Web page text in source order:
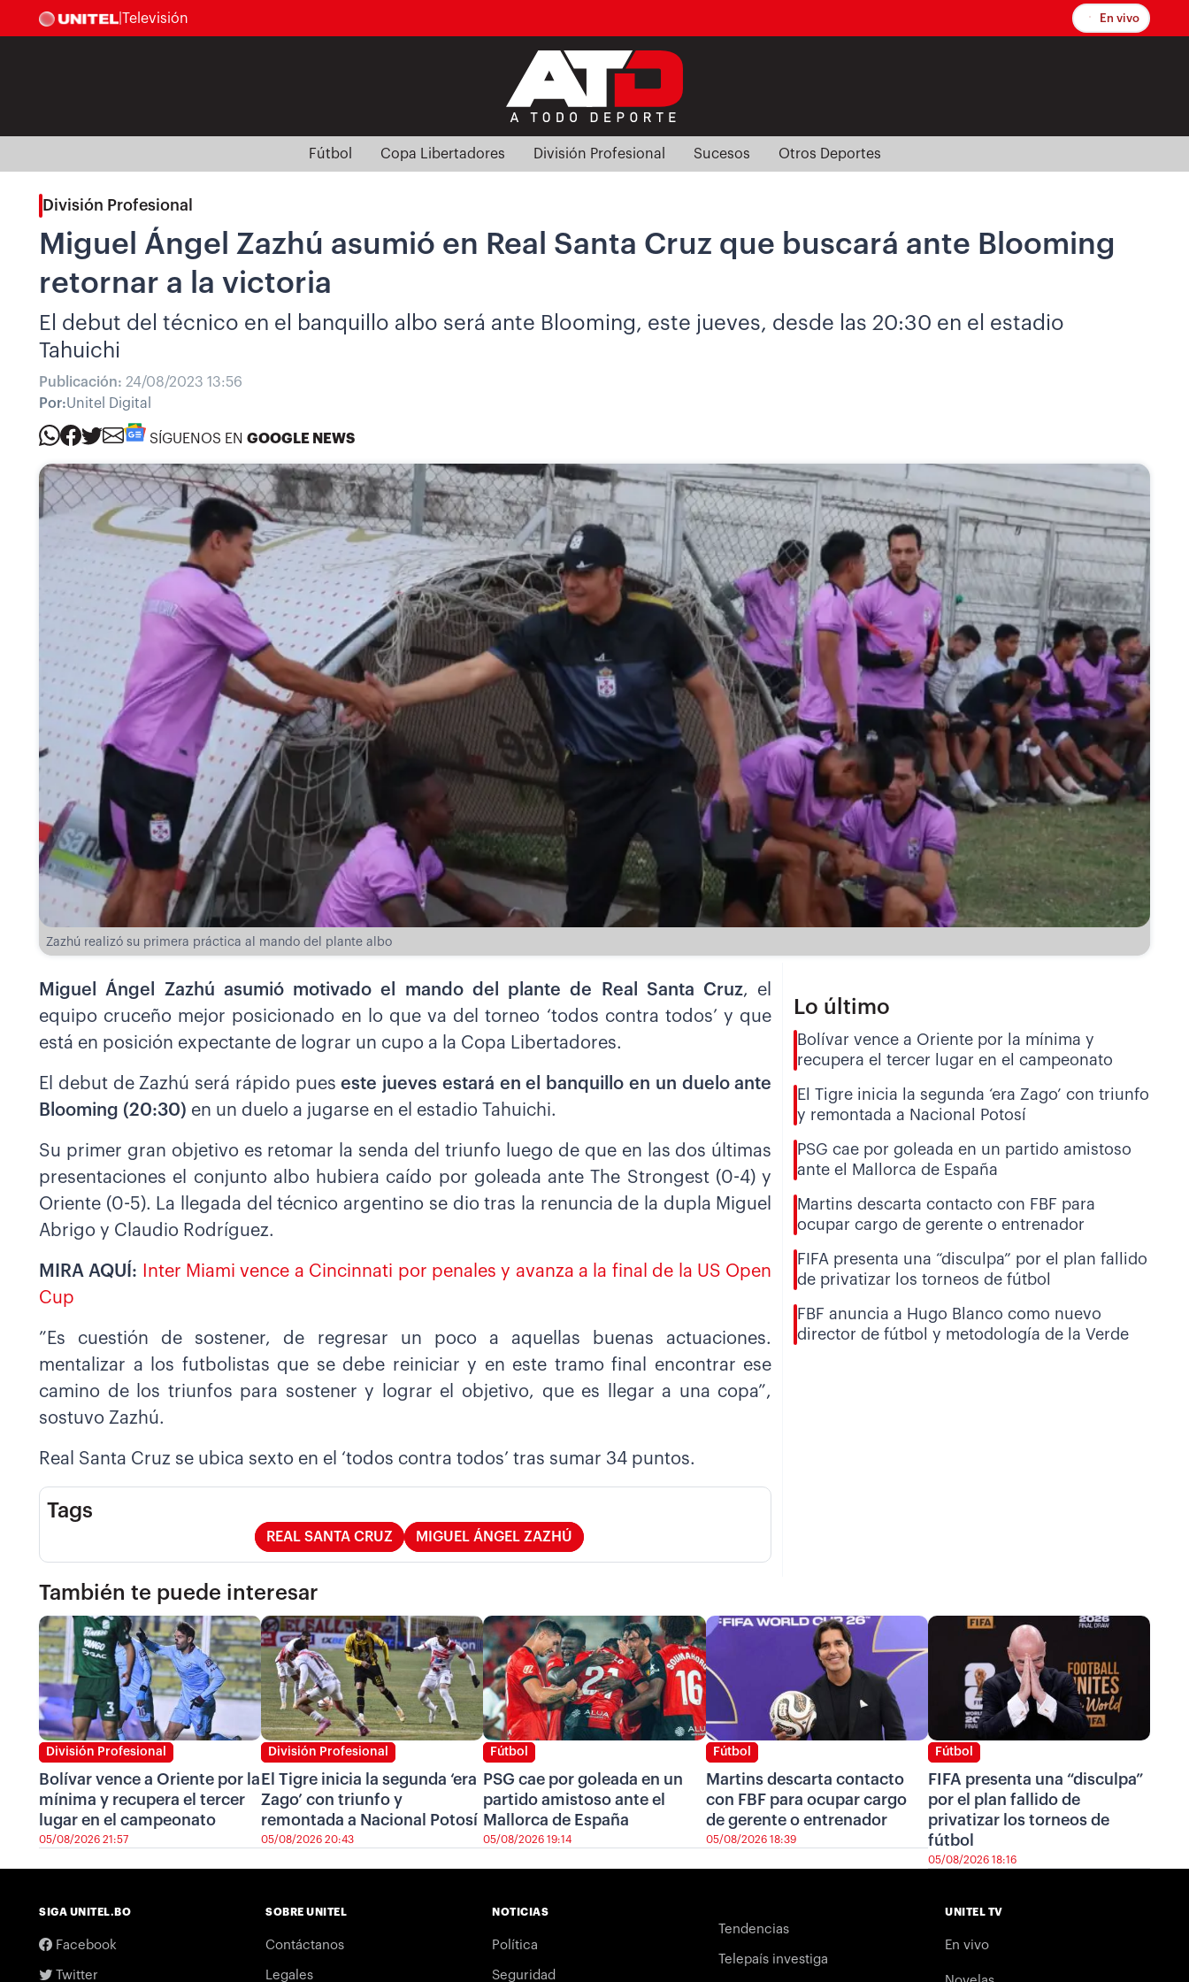
Televisión En vivo
Fútbol Copa Libertadores División Profesional Sucesos Otros Deportes
División Profesional
Miguel Ángel Zazhú asumió en Real Santa Cruz que buscará ante Blooming
retornar a la victoria
El debut del técnico en el banquillo albo será ante Blooming, este jueves, desde las 20:30 en el estadio
Tahuichi
Publicación: 24/08/2023 13:56
Por:Unitel Digital
SÍGUENOS EN GOOGLE NEWS
Zazhú realizó su primera práctica al mando del plante albo
Miguel Ángel Zazhú asumió motivado el mando del plante de Real Santa Cruz, el
equipo cruceño mejor posicionado en lo que va del torneo ‘todos contra todos’ y que
está en posición expectante de lograr un cupo a la Copa Libertadores.
El debut de Zazhú será rápido pueseste jueves estará en el banquillo en un duelo ante
Blooming (20:30) en un duelo a jugarse en el estadio Tahuichi.
Su primer gran objetivo es retomar la senda del triunfo luego de que en las dos últimas
presentaciones el conjunto albo hubiera caído por goleada ante The Strongest (0-4) y
Oriente (0-5). La llegada del técnico argentino se dio tras la renuncia de la dupla Miguel
Abrigo y Claudio Rodríguez.
MIRA AQUÍ: Inter Miami vence a Cincinnati por penales y avanza a la final de la US Open
Cup
”Es cuestión de sostener, de regresar un poco a aquellas buenas actuaciones.
mentalizar a los futbolistas que se debe reiniciar y en este tramo final encontrar ese
camino de los triunfos para sostener y lograr el objetivo, que es llegar a una copa”,
sostuvo Zazhú.
Real Santa Cruz se ubica sexto en el ‘todos contra todos’ tras sumar 34 puntos.
Tags
REAL SANTA CRUZ MIGUEL ÁNGEL ZAZHÚ
Lo último
Bolívar vence a Oriente por la mínima y
recupera el tercer lugar en el campeonato
El Tigre inicia la segunda ‘era Zago’ con triunfo
y remontada a Nacional Potosí
PSG cae por goleada en un partido amistoso
ante el Mallorca de España
Martins descarta contacto con FBF para
ocupar cargo de gerente o entrenador
FIFA presenta una “disculpa” por el plan fallido
de privatizar los torneos de fútbol
FBF anuncia a Hugo Blanco como nuevo
director de fútbol y metodología de la Verde
También te puede interesar
División Profesional
Bolívar vence a Oriente por la
mínima y recupera el tercer
lugar en el campeonato
05/08/2026 21:57
División Profesional
El Tigre inicia la segunda ‘era
Zago’ con triunfo y
remontada a Nacional Potosí
05/08/2026 20:43
Fútbol
PSG cae por goleada en un
partido amistoso ante el
Mallorca de España
05/08/2026 19:14
Fútbol
Martins descarta contacto
con FBF para ocupar cargo
de gerente o entrenador
05/08/2026 18:39
Fútbol
FIFA presenta una “disculpa”
por el plan fallido de
privatizar los torneos de
fútbol
05/08/2026 18:16
SIGA UNITEL.BO
Facebook
Twitter
SOBRE UNITEL
Contáctanos
Legales
NOTICIAS
Política
Seguridad
Tendencias
Telepaís investiga
UNITEL TV
En vivo